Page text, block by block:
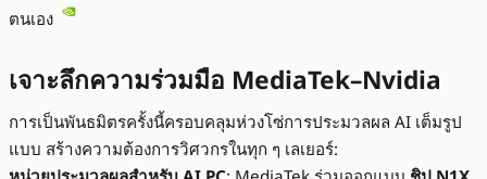
ตนเอง
เจาะลึกความร่วมมือ MediaTek–Nvidia
การเป็นพันธมิตรครั้งนี้ครอบคลุมห่วงโซ่การประมวลผล AI เต็มรูป
แบบ สร้างความต้องการวิศวกรในทุก ๆ เลเยอร์: